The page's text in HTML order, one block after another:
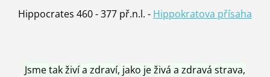
Hippocrates 460 - 377 př.n.l. - Hippokratova přísaha
Jsme tak živí a zdraví, jako je živá a zdravá strava,